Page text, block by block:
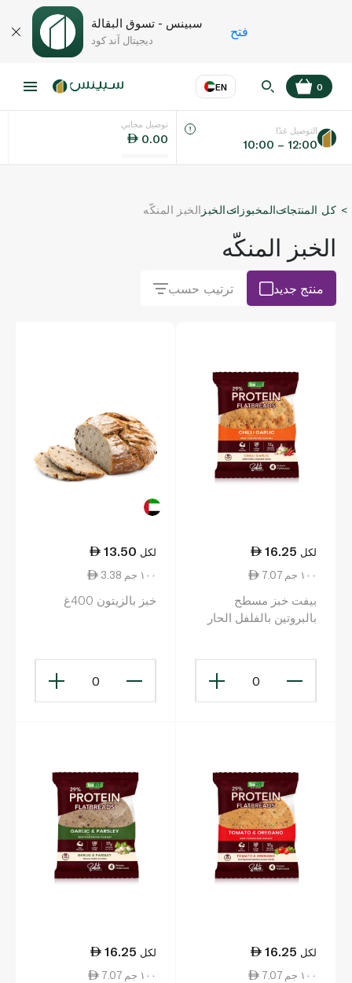
سبينس - تسوق البقالة
ديجيتال آند كود
فتح
EN
اللغة عر
KSA
0
توصيل مجاني
0.00
التوصيل غدًا
10:00 – 12:00
كل المنتجاتالمخبوزاتالخبز الخبز المنكّه
الخبز المنكّه
منتج جديد ترتيب حسب
16.25 لكل
7.07 ١٠٠ جم
بيفت خبز مسطح
بالبروتين بالفلفل الحار
0
13.50 لكل
3.38 ١٠٠ جم
خبز بالزيتون 400غ
0
16.25 لكل
7.07 ١٠٠ جم
16.25 لكل
7.07 ١٠٠ جم